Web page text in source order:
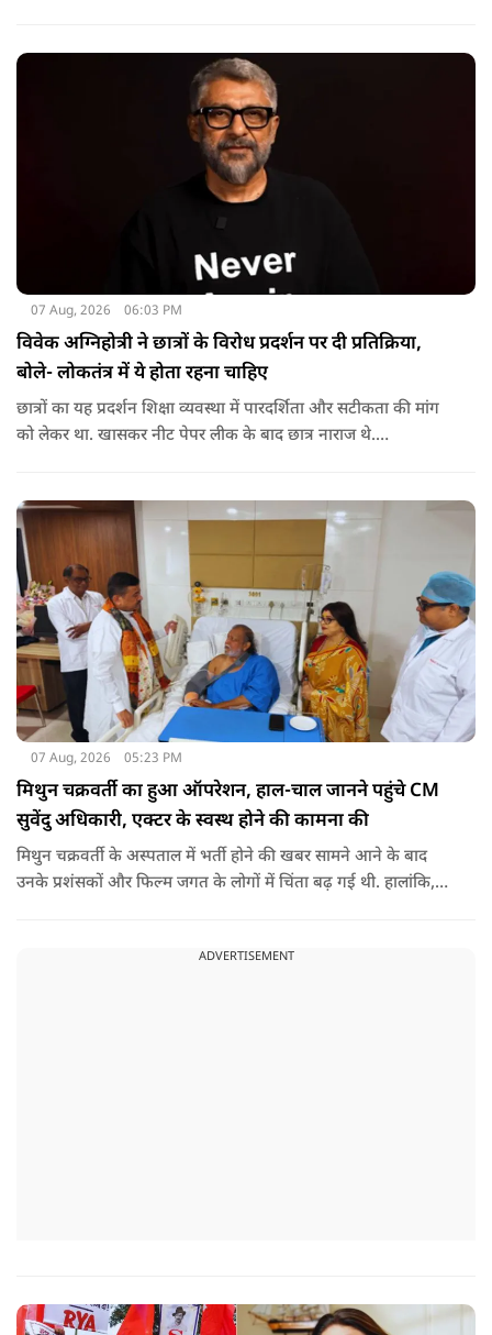
जवाब दिया.
07 Aug, 2026 06:03 PM
विवेक अग्निहोत्री ने छात्रों के विरोध प्रदर्शन पर दी प्रतिक्रिया,
बोले- लोकतंत्र में ये होता रहना चाहिए
छात्रों का यह प्रदर्शन शिक्षा व्यवस्था में पारदर्शिता और सटीकता की मांग
को लेकर था. खासकर नीट पेपर लीक के बाद छात्र नाराज थे.
07 Aug, 2026 05:23 PM
मिथुन चक्रवर्ती का हुआ ऑपरेशन, हाल-चाल जानने पहुंचे CM
सुवेंदु अधिकारी, एक्टर के स्वस्थ होने की कामना की
मिथुन चक्रवर्ती के अस्पताल में भर्ती होने की खबर सामने आने के बाद
उनके प्रशंसकों और फिल्म जगत के लोगों में चिंता बढ़ गई थी. हालांकि,
ADVERTISEMENT